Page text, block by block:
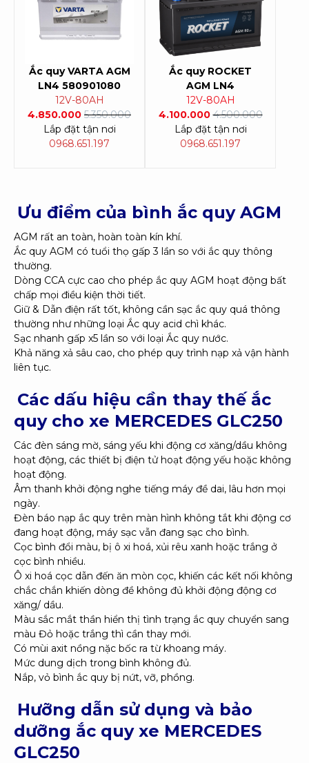
Ắc quy VARTA AGM
LN4 580901080
12V-80AH
4.850.000 5.350.000
Lắp đặt tận nơi
0968.651.197
Ắc quy ROCKET
AGM LN4
12V-80AH
4.100.000 4.500.000
Lắp đặt tận nơi
0968.651.197
Ưu điểm của bình ắc quy AGM
AGM rất an toàn, hoàn toàn kín khí.
Ắc quy AGM có tuổi thọ gấp 3 lần so với ắc quy thông
thường.
Dòng CCA cực cao cho phép ắc quy AGM hoạt động bất
chấp mọi điều kiện thời tiết.
Giữ & Dẫn điện rất tốt, không cần sạc ắc quy quá thông
thường như những loại Ắc quy acid chì khác.
Sạc nhanh gấp x5 lần so với loại Ắc quy nước.
Khả năng xả sâu cao, cho phép quy trình nạp xả vận hành
liên tục.
Các dấu hiệu cần thay thế ắc
quy cho xe MERCEDES GLC250
Các đèn sáng mờ, sáng yếu khi động cơ xăng/dầu không
hoạt động, các thiết bị điện tử hoạt động yếu hoặc không
hoạt động.
Âm thanh khởi động nghe tiếng máy đề dai, lâu hơn mọi
ngày.
Đèn báo nạp ắc quy trên màn hình không tắt khi động cơ
đang hoạt động, máy sạc vẫn đang sạc cho bình.
Cọc bình đổi màu, bị ô xi hoá, xủi rêu xanh hoặc trắng ở
cọc bình nhiều.
Ô xi hoá cọc dẫn đến ăn mòn cọc, khiến các kết nối không
chắc chắn khiến dòng đề không đủ khởi động động cơ
xăng/ dầu.
Màu sắc mắt thần hiển thị tình trạng ắc quy chuyển sang
màu Đỏ hoặc trắng thì cần thay mới.
Có mùi axit nồng nặc bốc ra từ khoang máy.
Mức dung dịch trong bình không đủ.
Nắp, vỏ bình ắc quy bị nứt, vỡ, phồng.
Hưỡng dẫn sử dụng và bảo
dưỡng ắc quy xe MERCEDES
GLC250